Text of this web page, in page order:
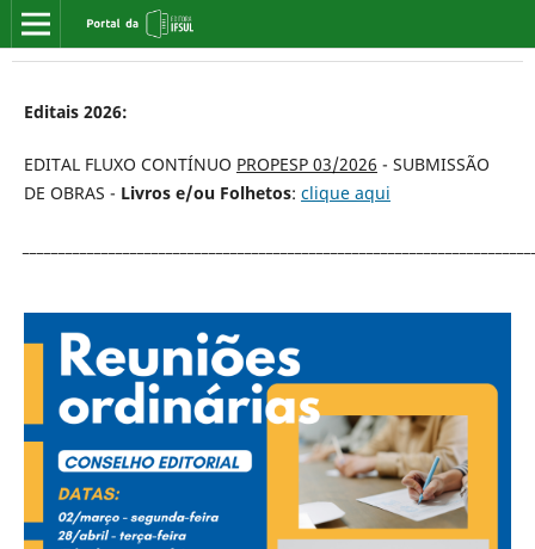
Editais 2026:
EDITAL FLUXO CONTÍNUO PROPESP 03/2026 - SUBMISSÃO
DE OBRAS - Livros e/ou Folhetos: clique aqui